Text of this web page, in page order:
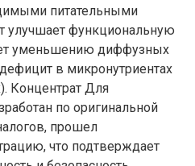
питательными
улучшает функциональную
уменьшению диффузных
в микронутриентах
Концентрат Для
по оригинальной
прошел
что подтверждает